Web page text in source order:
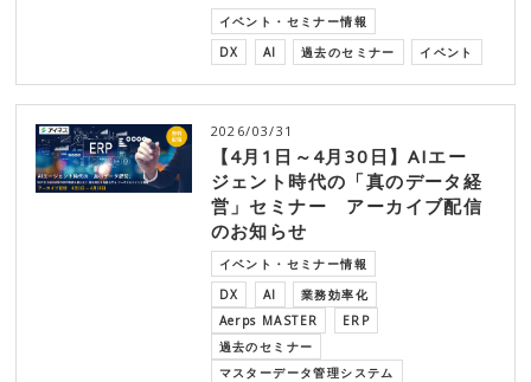
イベント・セミナー情報
DX
AI 過去のセミナー イベント
2026/03/31
【4月1日～4月30日】AIエー
ジェント時代の「真のデータ経
営」セミナー アーカイブ配信
のお知らせ
イベント・セミナー情報
DX
AI
業務効率化
Aerps MASTER
ERP
過去のセミナー
マスターデータ管理システム